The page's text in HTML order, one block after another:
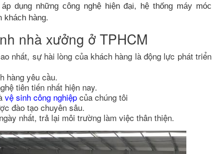
dụng những công nghệ hiện đại, hệ thống máy móc
khách hàng.
nhà xưởng ở TPHCM
nhất, sự hài lòng của khách hàng là động lực phát triển
hàng yêu cầu.
tiên tiến nhất hiện nay.
vệ sinh công nghiệp của chúng tôi
đào tạo chuyên sâu.
nhất, trả lại môi trường làm việc thân thiện.